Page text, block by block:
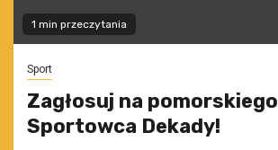
1 min przeczytania
Sport
Zagłosuj na pomorskiego
Sportowca Dekady!